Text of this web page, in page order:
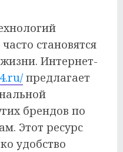
становятся
Интернет-
предлагает
брендов по
Этот ресурс
удобство